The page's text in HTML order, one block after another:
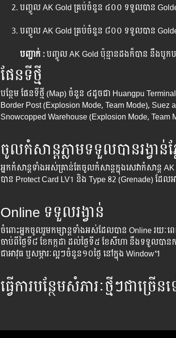
បញ្ចូល​ AK Gold គ្រប់​ចំនួន ៤០០ ទទួល​បាន​
បញ្ចូល​ AK Gold គ្រប់​ចំនួន ៨០០ ទទួល​បាន​
បញ្ជាក់ :បញ្ចូល​ AK Gold ប៉ុន្មាន​ដង​ក៏​បាន ​នឹង​បូក​ប
ផែនទីថ្មី
បន្ថែម​ ផែនទីថ្មី (Map) ចំនួន​ ៤ដូចជា​ Huangpu
Border Post (Explosion Mode, Team Mode), Suez
Snowcopped Warehouse (Explosion Mode, Team
ចូល​កំសាន្ត​ភ្លាម​ទទួល​បាន​រង្វាន់​ភ្
អ្នក​កំសាន្ត​ទាំងអស់​គ្រាន់​តែ​ចូល​កំសាន្ត​ក្នុង​សេវា​កំសាន្ត​
បាន​ Protect Card LV1 និង Type 82 (Grenade) ដែល​
Online ទទួល​រង្វាន់
ចំពោះ​អ្នក​ចូល​រួម​កម្សាន្ត​ទាំងអស់​ដែល​បាន​ Online រយៈ
ចាប់ពីថ្ងៃទី៨ ខែកក្កដា​ ដល់​ថ្ងៃ​ទី៥ ខែសីហា ​នឹង​ទទួល​បាន​
ជាអាវុធ ឬសម្ភារៈល្អ​ៗចំនួន១០ថ្ងៃ នៅ​ក្នុង​ Window។
ធ្វើ​ការ​បន្ថែម​សំភារៈ​ថ្មីៗ​ជា​ច្រើ